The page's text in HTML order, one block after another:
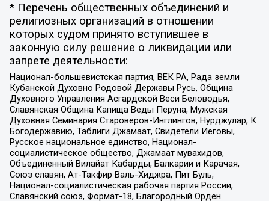
* Перечень общественных объединений и
религиозных организаций в отношении
которых судом принято вступившее в
законную силу решение о ликвидации или
запрете деятельности:
Национал-большевистская партия, ВЕК РА, Рада земли
Кубанской Духовно Родовой Державы Русь, Община
Духовного Управления Асгардской Веси Беловодья,
Славянская Община Капища Веды Перуна, Мужская
Духовная Семинария Староверов-Инглингов, Нурджулар, К
Богодержавию, Таблиги Джамаат, Свидетели Иеговы,
Русское национальное единство, Национал-
социалистическое общество, Джамаат мувахидов,
Объединенный Вилайат Кабарды, Балкарии и Карачая,
Союз славян, Ат-Такфир Валь-Хиджра, Пит Буль,
Национал-социалистическая рабочая партия России,
Славянский союз, Формат-18, Благородный Орден